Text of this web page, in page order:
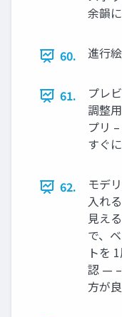
余韻
60. 進行
61.
プレ
調整
プリ
すぐ
62.
モデ
入れ
見え
で、
トを
認 —
方が